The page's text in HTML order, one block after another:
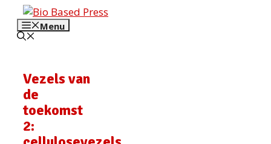
naar
Menu
Vezels van
de
toekomst
2: